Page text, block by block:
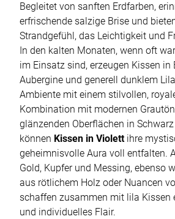
Begleitet von sanften Erdfarben,
erfrischende salzige Brise und
Strandgefühl, das Leichtigkeit und
In den kalten Monaten, wenn oft
im Einsatz sind, erzeugen Kissen in
Aubergine und generell dunklem
Ambiente mit einem stilvollen,
Kombination mit modernen
glänzenden Oberflächen in
können Kissen in Violettihre
geheimnisvolle Aura voll entfalten.
Gold, Kupfer und Messing, ebenso
aus rötlichem Holz oder Nuancen
schaffen zusammen mit lila Kissen
und individuelles Flair.